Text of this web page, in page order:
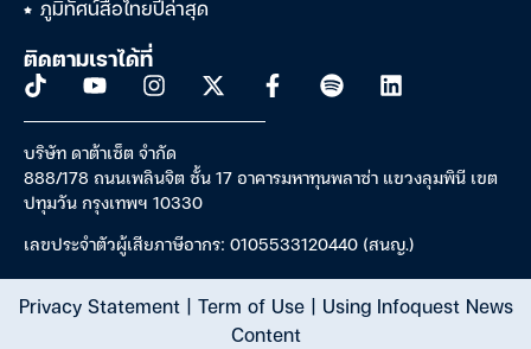
ภูมิทัศน์สื่อไทยปีล่าสุด
ติดตามเราได้ที่
บริษัท ดาต้าเซ็ต จำกัด
888/178 ถนนเพลินจิต ชั้น 17 อาคารมหาทุนพลาซ่า แขวงลุมพินี เขต
ปทุมวัน กรุงเทพฯ 10330
เลขประจำตัวผู้เสียภาษีอากร: 0105533120440 (สนญ.)
Privacy Statement| Term of Use| Using Infoquest News
Content